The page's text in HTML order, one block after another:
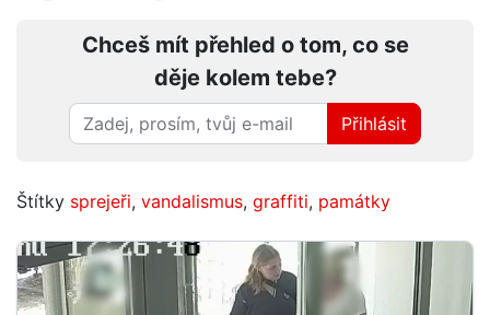
Chceš mít přehled o tom, co se
děje kolem tebe?
Přihlásit
Štítky sprejeři, vandalismus, graffiti, památky